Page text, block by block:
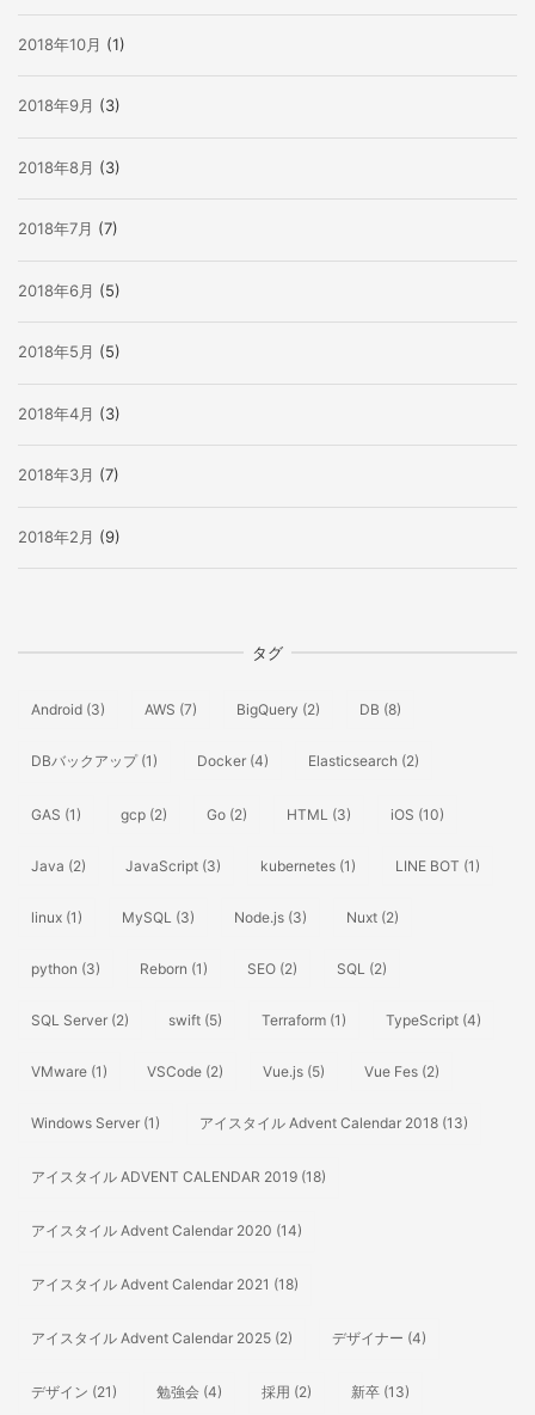
2018年10月 (1)
2018年9月 (3)
2018年8月 (3)
2018年7月 (7)
2018年6月 (5)
2018年5月 (5)
2018年4月 (3)
2018年3月 (7)
2018年2月 (9)
タグ
Android (3) AWS (7) BigQuery (2) DB (8)
DBバックアップ(1) Docker (4) Elasticsearch (2)
GAS (1) gcp (2) Go (2) HTML (3) iOS (10)
Java (2) JavaScript (3) kubernetes (1) LINE BOT (1)
linux (1) MySQL (3) Node.js (3) Nuxt (2)
python (3) Reborn (1) SEO (2) SQL (2)
SQL Server (2) swift (5) Terraform (1) TypeScript (4)
VMware (1) VSCode (2) Vue.js (5) Vue Fes (2)
Windows Server (1) アイスタイル Advent Calendar 2018 (13)
アイスタイル ADVENT CALENDAR 2019 (18)
アイスタイル Advent Calendar 2020 (14)
アイスタイル Advent Calendar 2021 (18)
アイスタイル Advent Calendar 2025 (2) デザイナー (4)
デザイン (21) 勉強会 (4) 採用 (2) 新卒 (13)